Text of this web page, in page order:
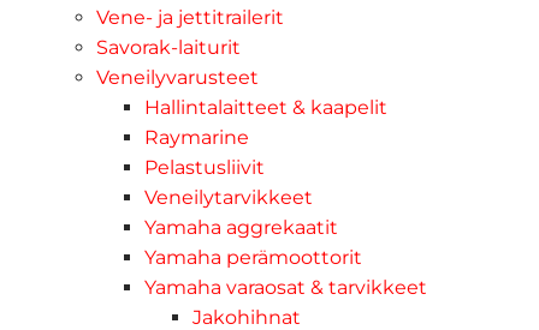
Vene- ja jettitrailerit
Savorak-laiturit
Veneilyvarusteet
Hallintalaitteet & kaapelit
Raymarine
Pelastusliivit
Veneilytarvikkeet
Yamaha aggrekaatit
Yamaha perämoottorit
Yamaha varaosat & tarvikkeet
Jakohihnat